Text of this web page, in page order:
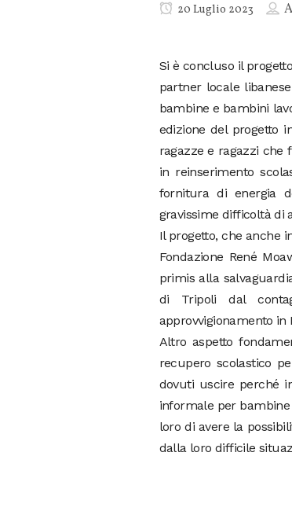
20 Luglio 2023
Si è concluso il
partner locale
bambine e bambini
edizione del progetto
ragazze e ragazzi che
in reinserimento
fornitura di energia
gravissime difficoltà di
Il progetto, che anche
Fondazione René
primis alla
di Tripoli dal
approvvigionamento in
Altro aspetto
recupero scolastico
dovuti uscire perché
informale per
loro di avere la
dalla loro difficile